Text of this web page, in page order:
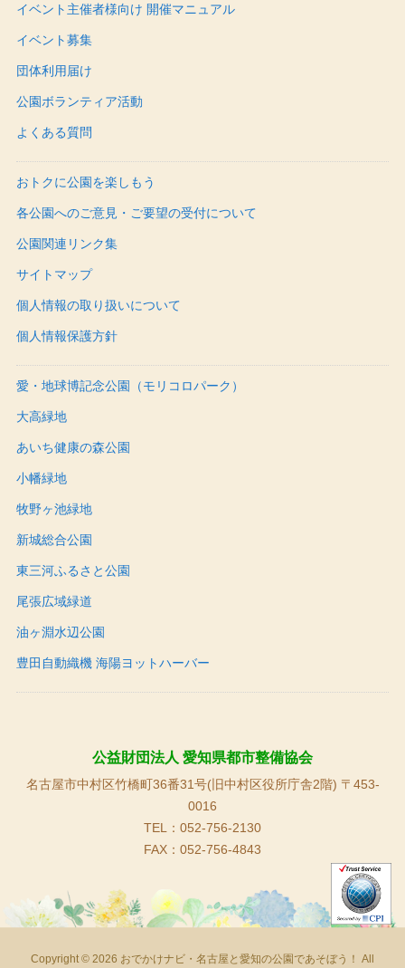
イベント主催者様向け 開催マニュアル
イベント募集
団体利用届け
公園ボランティア活動
よくある質問
おトクに公園を楽しもう
各公園へのご意見・ご要望の受付について
公園関連リンク集
サイトマップ
個人情報の取り扱いについて
個人情報保護方針
愛・地球博記念公園（モリコロパーク）
大高緑地
あいち健康の森公園
小幡緑地
牧野ヶ池緑地
新城総合公園
東三河ふるさと公園
尾張広域緑道
油ヶ淵水辺公園
豊田自動織機 海陽ヨットハーバー
公益財団法人 愛知県都市整備協会
名古屋市中村区竹橋町36番31号(旧中村区役所庁舎2階) 〒453-
0016
TEL：052-756-2130
FAX：052-756-4843
Copyright © 2026 おでかけナビ・名古屋と愛知の公園であそぼう！ All